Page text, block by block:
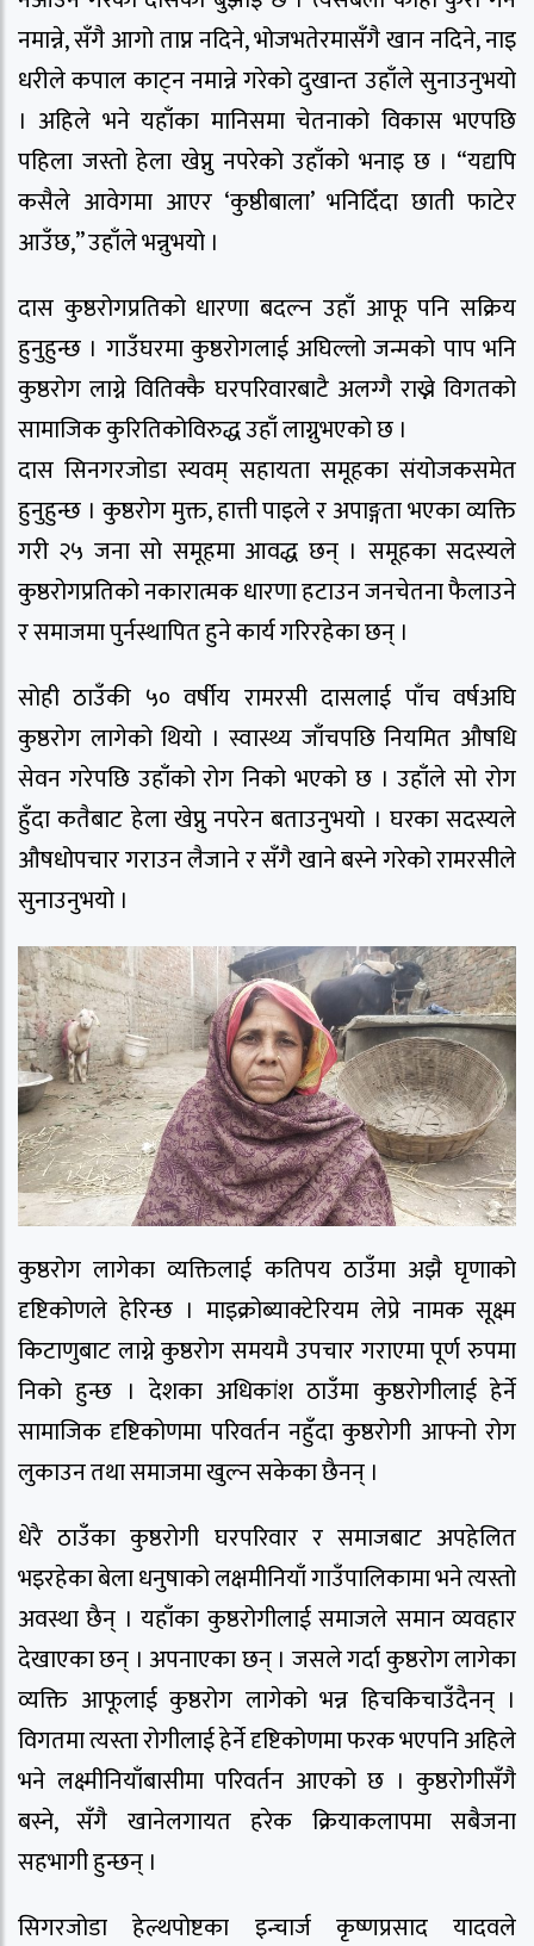
नमान्ने, सँगै आगो ताप्न नदिने, भोजभतेरमासँगै खान नदिने, नाइ
धरीले कपाल काट्न नमान्ने गरेको दुखान्त उहाँले सुनाउनुभयो
। अहिले भने यहाँका मानिसमा चेतनाको विकास भएपछि
पहिला जस्तो हेला खेप्नु नपरेको उहाँको भनाइ छ । “यद्यपि
कसैले आवेगमा आएर ‘कुष्ठीबाला’ भनिदिँदा छाती फाटेर
आउँछ,” उहाँले भन्नुभयो ।
दास कुष्ठरोगप्रतिको धारणा बदल्न उहाँ आफू पनि सक्रिय
हुनुहुन्छ । गाउँघरमा कुष्ठरोगलाई अघिल्लो जन्मको पाप भनि
कुष्ठरोग लाग्ने वितिक्कै घरपरिवारबाटै अलग्गै राख्ने विगतको
सामाजिक कुरितिकोविरुद्ध उहाँ लाग्नुभएको छ ।
दास सिनगरजोडा स्यवम् सहायता समूहका संयोजकसमेत
हुनुहुन्छ । कुष्ठरोग मुक्त, हात्ती पाइले र अपाङ्गता भएका व्यक्ति
गरी २५ जना सो समूहमा आवद्ध छन् । समूहका सदस्यले
कुष्ठरोगप्रतिको नकारात्मक धारणा हटाउन जनचेतना फैलाउने
र समाजमा पुर्नस्थापित हुने कार्य गरिरहेका छन् ।
सोही ठाउँकी ५० वर्षीय रामरसी दासलाई पाँच वर्षअघि
कुष्ठरोग लागेको थियो । स्वास्थ्य जाँचपछि नियमित औषधि
सेवन गरेपछि उहाँको रोग निको भएको छ । उहाँले सो रोग
हुँदा कतैबाट हेला खेप्नु नपरेन बताउनुभयो । घरका सदस्यले
औषधोपचार गराउन लैजाने र सँगै खाने बस्ने गरेको रामरसीले
सुनाउनुभयो ।
कुष्ठरोग लागेका व्यक्तिलाई कतिपय ठाउँमा अझै घृणाको
दृष्टिकोणले हेरिन्छ । माइक्रोब्याक्टेरियम लेप्रे नामक सूक्ष्म
किटाणुबाट लाग्ने कुष्ठरोग समयमै उपचार गराएमा पूर्ण रुपमा
निको हुन्छ । देशका अधिकांश ठाउँमा कुष्ठरोगीलाई हेर्ने
सामाजिक दृष्टिकोणमा परिवर्तन नहुँदा कुष्ठरोगी आफ्नो रोग
लुकाउन तथा समाजमा खुल्न सकेका छैनन् ।
धेरै ठाउँका कुष्ठरोगी घरपरिवार र समाजबाट अपहेलित
भइरहेका बेला धनुषाको लक्षमीनियाँ गाउँपालिकामा भने त्यस्तो
अवस्था छैन् । यहाँका कुष्ठरोगीलाई समाजले समान व्यवहार
देखाएका छन् । अपनाएका छन् । जसले गर्दा कुष्ठरोग लागेका
व्यक्ति आफूलाई कुष्ठरोग लागेको भन्न हिचकिचाउँदैनन् ।
विगतमा त्यस्ता रोगीलाई हेर्ने दृष्टिकोणमा फरक भएपनि अहिले
भने लक्ष्मीनियाँबासीमा परिवर्तन आएको छ । कुष्ठरोगीसँगै
बस्ने, सँगै खानेलगायत हरेक क्रियाकलापमा सबैजना
सहभागी हुन्छन् ।
सिगरजोडा हेल्थपोष्टका इन्चार्ज कृष्णप्रसाद यादवले